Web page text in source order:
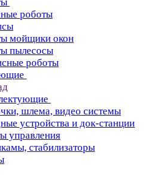
роботы
мойщики окон
пылесосы
роботы
шлема, видео системы
устройства и док-станции
управления
стабилизаторы